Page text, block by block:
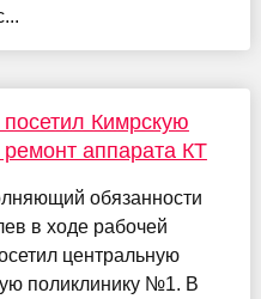
Кимрскую
аппарата КТ
обязанности
в ходе рабочей
центральную
поликлинику №1. В